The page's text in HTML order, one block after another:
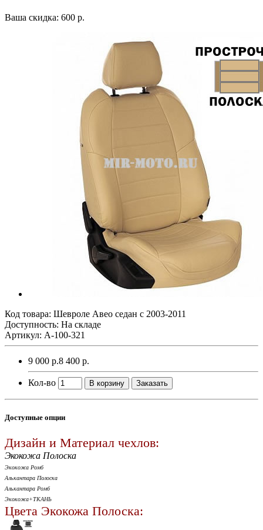
Ваша скидка: 600 р.
Код товара: Шевроле Авео седан с 2003-2011
Доступность: На складе
Артикул: A-100-321
9 000 р.8 400 р.
Кол-во В корзину Заказать
Доступные опции
Дизайн и Материал чехлов:
Экокожа Полоска
Экокожа Ромб
Алькантара Полоска
Алькантара Ромб
Экокожа+ТКАНЬ
Цвета Экокожа Полоска: